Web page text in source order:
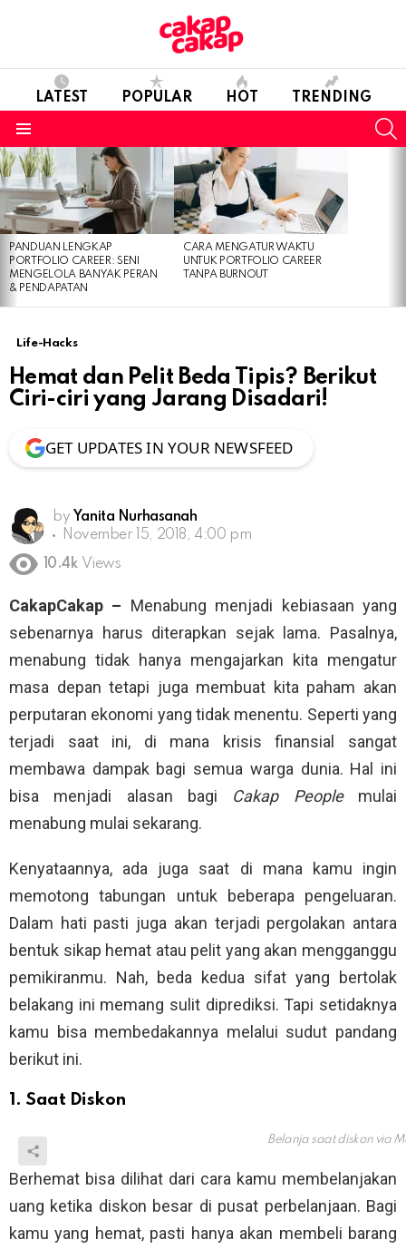
LATEST POPULAR HOT TRENDING
LATEST
STORIES
PANDUAN LENGKAP
PORTFOLIO CAREER: SENI
MENGELOLA BANYAK PERAN
& PENDAPATAN
CARA MENGATUR WAKTU
UNTUK PORTFOLIO CAREER
TANPA BURNOUT
Life-Hacks
Hemat dan Pelit Beda Tipis? Berikut
Ciri-ciri yang Jarang Disadari!
GET UPDATES IN YOUR NEWSFEED
by Yanita Nurhasanah
November 15, 2018, 4:00 pm
10.4k Views
CakapCakap – Menabung menjadi kebiasaan yang
sebenarnya harus diterapkan sejak lama. Pasalnya,
menabung tidak hanya mengajarkan kita mengatur
masa depan tetapi juga membuat kita paham akan
perputaran ekonomi yang tidak menentu. Seperti yang
terjadi saat ini, di mana krisis finansial sangat
membawa dampak bagi semua warga dunia. Hal ini
bisa menjadi alasan bagi Cakap People mulai
menabung mulai sekarang.
Kenyataannya, ada juga saat di mana kamu ingin
memotong tabungan untuk beberapa pengeluaran.
Dalam hati pasti juga akan terjadi pergolakan antara
bentuk sikap hemat atau pelit yang akan mengganggu
pemikiranmu. Nah, beda kedua sifat yang bertolak
belakang ini memang sulit diprediksi. Tapi setidaknya
kamu bisa membedakannya melalui sudut pandang
berikut ini.
1. Saat Diskon
Belanja saat diskon via
Berhemat bisa dilihat dari cara kamu membelanjakan
uang ketika diskon besar di pusat perbelanjaan. Bagi
kamu yang hemat, pasti hanya akan membeli barang